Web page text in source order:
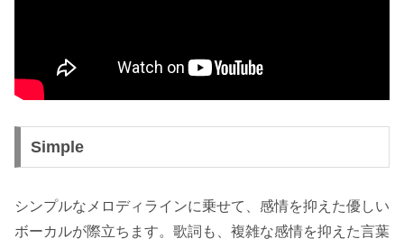
Simple
シンプルなメロディラインに乗せて、感情を抑えた優しい
ボーカルが際立ちます。歌詞も、複雑な感情を抑えた言葉